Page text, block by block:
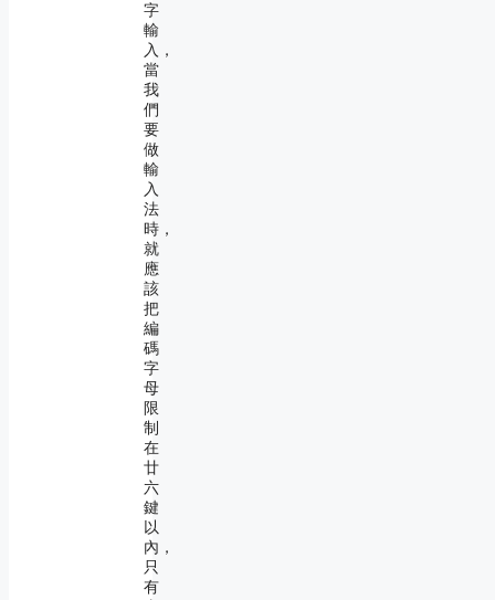
字
輸
入，
當
我
們
要
做
輸
入
法
時，
就
應
該
把
編
碼
字
母
限
制
在
廿
六
鍵
以
內，
只
有